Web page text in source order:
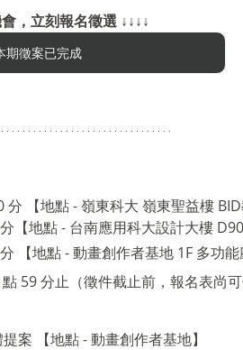
，立刻報名徵選 ↓↓↓↓
期徵案已完成
分 【地點 - 嶺東科大 嶺東聖益樓
【地點 - 台南應用科大設計大樓
【地點 - 動畫創作者基地 1F 多功能
59 分止（徵件截止前，報名表尚可
案 【地點 - 動畫創作者基地】